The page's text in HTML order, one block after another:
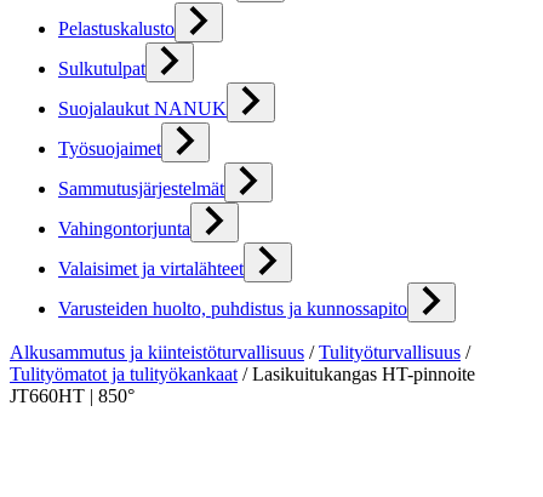
Pelastuskalusto
Sulkutulpat
Suojalaukut NANUK
Työsuojaimet
Sammutusjärjestelmät
Vahingontorjunta
Valaisimet ja virtalähteet
Varusteiden huolto, puhdistus ja kunnossapito
Alkusammutus ja kiinteistöturvallisuus /Tulityöturvallisuus /
Tulityömatot ja tulityökankaat /Lasikuitukangas HT-pinnoite
JT660HT | 850°